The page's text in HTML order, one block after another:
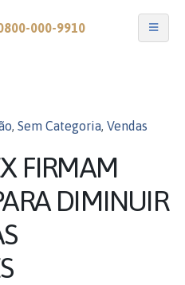
000-9910
, Sem Categoria, Vendas
FIRMAM
DIMINUIR